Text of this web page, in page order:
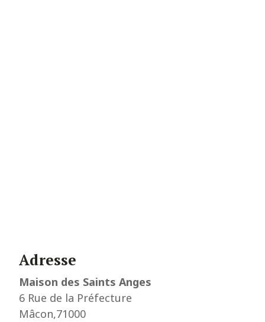
Adresse
Maison des Saints Anges
6 Rue de la Préfecture
Mâcon,71000